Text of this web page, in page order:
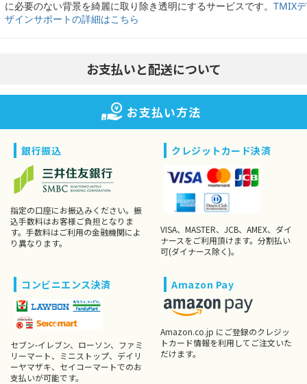
に必要のない背景を綺麗に取り除き透明にするサービスです。 TMIXデ
ザインサポートの詳細はこちら
お支払いと配送について
お支払い方法
銀行振込
指定の口座にお振込みください。振
込手数料はお客様ご負担となりま
す。手数料はご利用の金融機関によ
り異なります。
クレジットカード決済
VISA、MASTER、JCB、AMEX、ダイ
ナースをご利用頂けます。分割払い
可(ダイナース除く)。
コンビニエンス決済
セブン-イレブン、ローソン、ファミ
リーマート、ミニストップ、デイリ
ーヤマザキ、セイコーマートでのお
支払いが可能です。
Amazon Pay
Amazon.co.jp にご登録のクレジッ
トカード情報を利用してご注文いた
だけます。